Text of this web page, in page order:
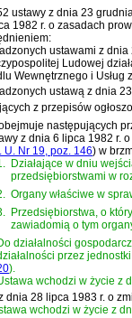
ustawy z dnia 23
1982 r. o zasadach
ustawami z dnia
Ludowej
Wewnętrznego i Usług
ustawą z dnia
z przepisów
następujących
z dnia 6 lipca 1982 r.
U. Nr 19, poz. 146) w
Działające w dniu
przedsiębiorstwami w
Organy właściwe w
Przedsiębiorstwa, o
zawiadomią o tym
działalności
przez
).
wchodzi w życie z
dnia 28 lipca 1983 r. o
wchodzi w życie z